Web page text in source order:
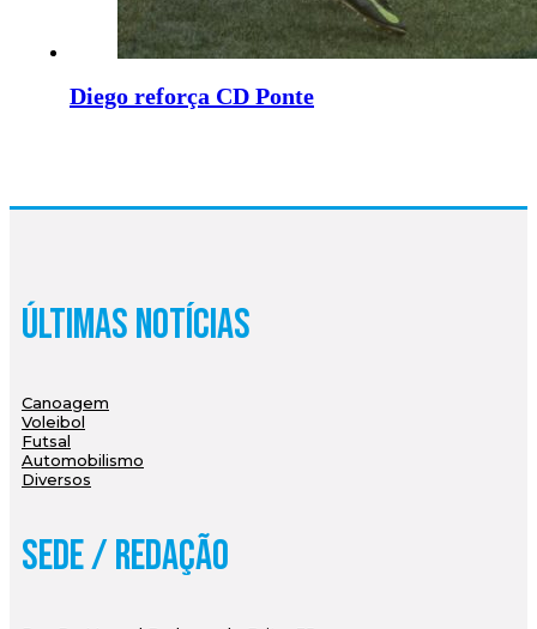
Diego reforça CD Ponte
Últimas Notícias
Canoagem
Voleibol
Futsal
Automobilismo
Diversos
Sede / Redação